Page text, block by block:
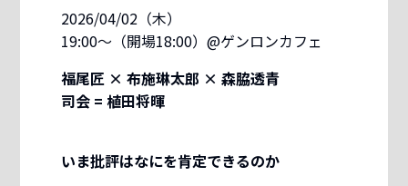
2026/04/02（木）
19:00〜（開場18:00）@ゲンロンカフェ
福尾匠 × 布施琳太郎 × 森脇透青
司会 = 植田将暉
いま批評はなにを肯定できるのか